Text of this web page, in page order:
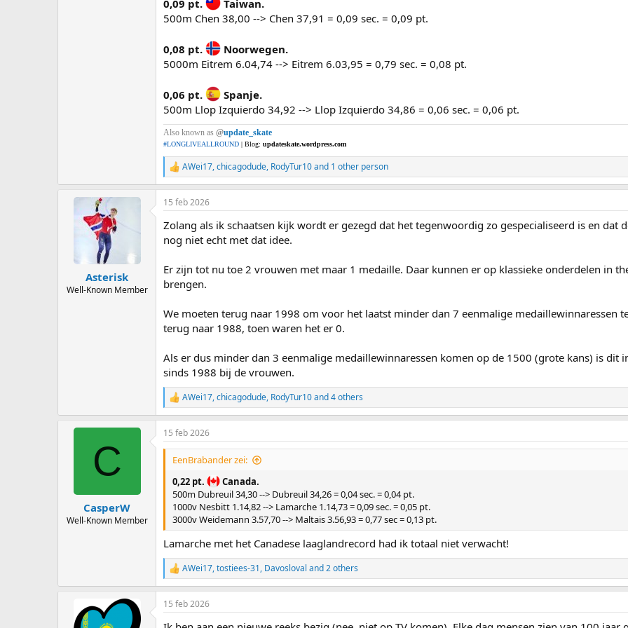
0,09 pt.
Taiwan.
500m Chen 38,00 --> Chen 37,91 = 0,09 sec. = 0,09 pt.
0,08 pt.
Noorwegen.
5000m Eitrem 6.04,74 --> Eitrem 6.03,95 = 0,79 sec. = 0,08 pt.
0,06 pt.
Spanje.
500m Llop Izquierdo 34,92 --> Llop Izquierdo 34,86 = 0,06 sec. = 0,06 pt.
Also known as @update_skate
#LONGLIVEALLROUND | Blog: updateskate.wordpress.com
R
e
a
c
i
o
:
AWei17,chicagodude, RodyTur10and 1 other person
Asterisk
Well-Known Member
15 feb 2026
Zolang als ik schaatsen kijk wordt er gezegd dat het tegenwoordig zo gespecialiseerd is en dat
nog niet echt met dat idee.
Er zijn tot nu toe 2 vrouwen met maar 1 medaille. Daar kunnen er op klassieke onderdelen in
brengen.
We moeten terug naar 1998 om voor het laatst minder dan 7 eenmalige medaillewinnaressen
terug naar 1988, toen waren het er 0.
Als er dus minder dan 3 eenmalige medaillewinnaressen komen op de 1500 (grote kans) is dit
sinds 1988 bij de vrouwen.
R
e
a
c
t
n
AWei17,chicagodude, RodyTur10and 4 others
C
CasperW
Well-Known Member
15 feb 2026
EenBrabander zei:
0,22 pt.
Canada.
500m Dubreuil 34,30 --> Dubreuil 34,26 = 0,04 sec. = 0,04 pt.
1000v Nesbitt 1.14,82 --> Lamarche 1.14,73 = 0,09 sec. = 0,05 pt.
3000v Weidemann 3.57,70 --> Maltais 3.56,93 = 0,77 sec = 0,13 pt.
Lamarche met het Canadese laaglandrecord had ik totaal niet verwacht!
R
e
a
c
AWei17,tostiees-31, Davosloval and 2 others
15 feb 2026